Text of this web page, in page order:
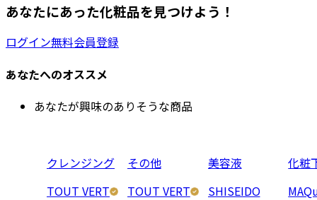
あなたにあった化粧品を見つけよう！
ログイン無料会員登録
あなたへのオススメ
あなたが興味のありそうな商品
クレンジング
TOUT VERT
その他
TOUT VERT
美容液
SHISEIDO
化粧